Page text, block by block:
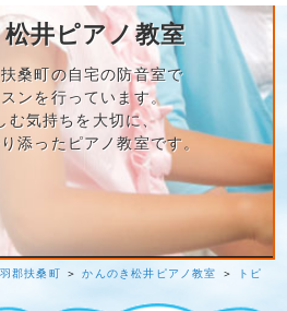
井ピアノ教室
桑町の自宅の防音室で
ンを行っています。
む気持ちを大切に、
添ったピアノ教室です。
郡扶桑町 ＞かんのき松井ピアノ教室 ＞
トピ